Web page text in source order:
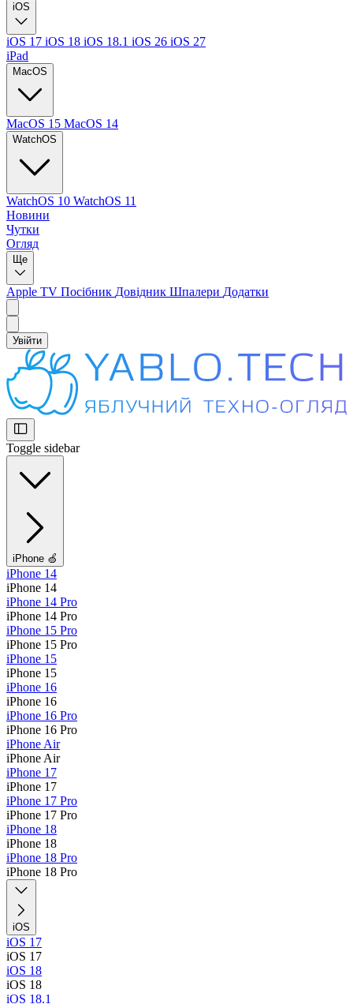
iOS
iOS 17 iOS 18 iOS 18.1 iOS 26 iOS 27
iPad
MacOS
MacOS 15 MacOS 14
WatchOS
WatchOS 10 WatchOS 11
Новини
Чутки
Огляд
Ще
Apple TV Посібник Довідник Шпалери Додатки
Увійти
Toggle sidebar
iPhone 🍏
iPhone 14
iPhone 14
iPhone 14 Pro
iPhone 14 Pro
iPhone 15 Pro
iPhone 15 Pro
iPhone 15
iPhone 15
iPhone 16
iPhone 16
iPhone 16 Pro
iPhone 16 Pro
iPhone Air
iPhone Air
iPhone 17
iPhone 17
iPhone 17 Pro
iPhone 17 Pro
iPhone 18
iPhone 18
iPhone 18 Pro
iPhone 18 Pro
iOS
iOS 17
iOS 17
iOS 18
iOS 18
iOS 18.1